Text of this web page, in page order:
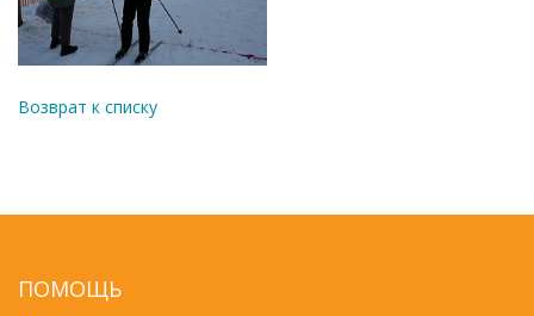
Возврат к списку
ПОМОЩЬ